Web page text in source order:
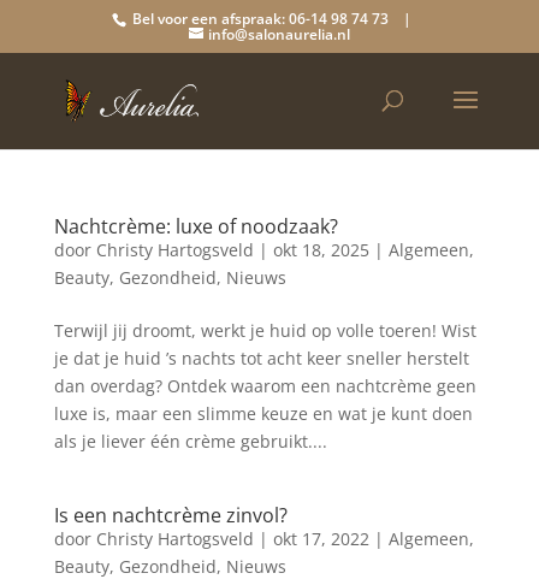
Bel voor een afspraak: 06-14 98 74 73 |
info@salonaurelia.nl
Nachtcrème: luxe of noodzaak?
door Christy Hartogsveld | okt 18, 2025| Algemeen,
Beauty, Gezondheid, Nieuws
Terwijl jij droomt, werkt je huid op volle toeren! Wist
je dat je huid ’s nachts tot acht keer sneller herstelt
dan overdag? Ontdek waarom een nachtcrème geen
luxe is, maar een slimme keuze en wat je kunt doen
als je liever één crème gebruikt....
Is een nachtcrème zinvol?
door Christy Hartogsveld | okt 17, 2022| Algemeen,
Beauty, Gezondheid, Nieuws